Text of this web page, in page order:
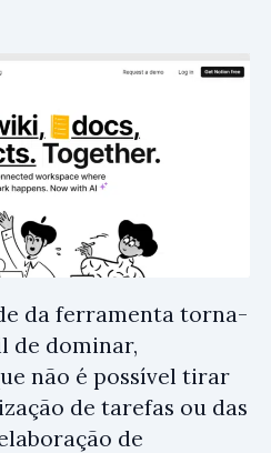
da ferramenta torna-
de dominar,
não é possível tirar
de tarefas ou das
de